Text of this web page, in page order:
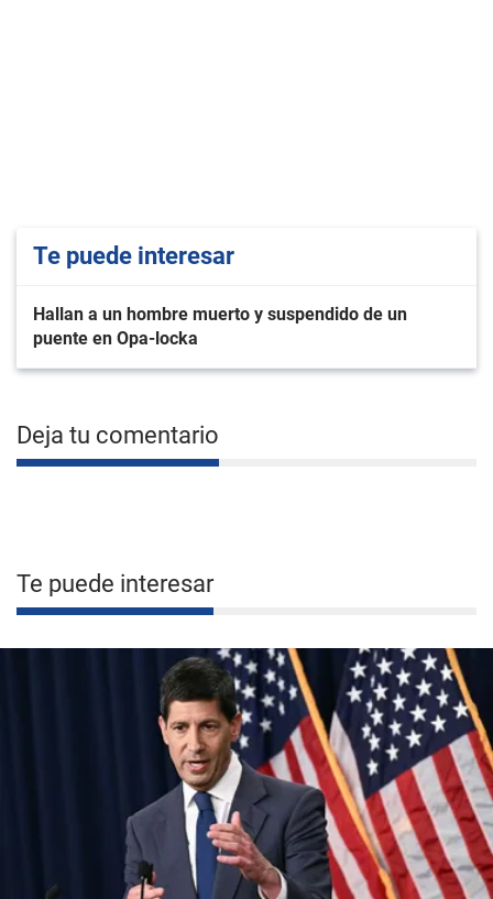
Te puede interesar
Hallan a un hombre muerto y suspendido de un
puente en Opa-locka
Deja tu comentario
Te puede interesar